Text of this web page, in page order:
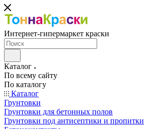
Интернет-гипермаркет краски
Каталог
По всему сайту
По каталогу
Каталог
Грунтовки
Грунтовки для бетонных полов
Грунтовки под антисептики и пропитки